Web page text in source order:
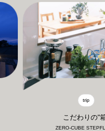
trip
こだわりの"
ZERO-CUBE